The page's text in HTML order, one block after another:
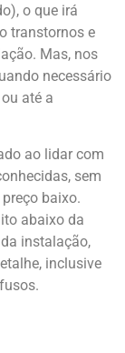
o que irá
transtornos e
Mas, nos
necessário
até a
ao lidar com
sem
baixo.
abaixo da
instalação,
inclusive